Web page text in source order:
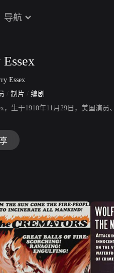
导航
Essex
/ 制片 / 编剧
，生于1910年11月29日，美国演